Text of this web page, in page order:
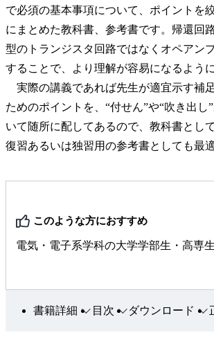
で必須の基本事項について、ポイントを
にまとめた教科書、参考書です。帰還回
型のトランジスタ回路ではなくオペアン
することで、より理解が容易になるよう
実際の講義であれば先生が適宜示す補
ためのポイントを、“付せん”や“吹き出し
いて随所に配してあるので、教科書とし
復習あるいは独習用の参考書としても最
このような方におすすめ
電気・電子系学科の大学学部生・高専生
書籍詳細 目次 ダウンロード